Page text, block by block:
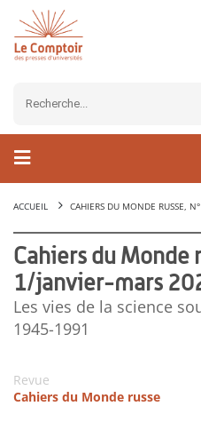
ACCUEIL CAHIERS DU MONDE RUSSE,
Cahiers du Monde
1/janvier-mars
Les vies de la science
1945-1991
Revue
Cahiers du Monde russe